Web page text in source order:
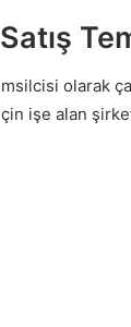
olarak
işe alan